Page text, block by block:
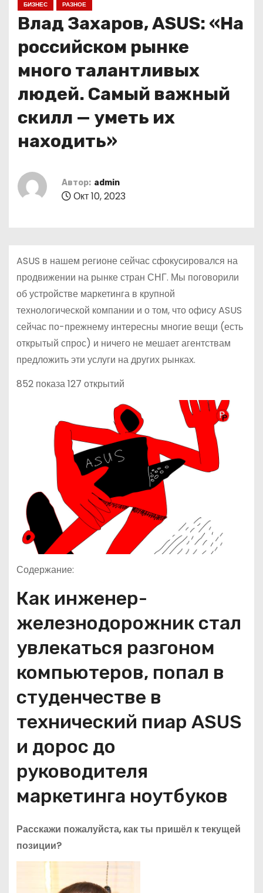
БИЗНЕС РАЗНОЕ
Влад Захаров, ASUS: «На
российском рынке
много талантливых
людей. Самый важный
скилл — уметь их
находить»
Автор: admin
Окт 10, 2023
ASUS в нашем регионе сейчас сфокусировался на
продвижении на рынке стран СНГ. Мы поговорили
об устройстве маркетинга в крупной
технологической компании и о том, что офису ASUS
сейчас по-прежнему интересны многие вещи (есть
открытый спрос) и ничего не мешает агентствам
предложить эти услуги на других рынках.
852 показа 127 открытий
Содержание:
Как инженер-
железнодорожник стал
увлекаться разгоном
компьютеров, попал в
студенчестве в
технический пиар ASUS
и дорос до
руководителя
маркетинга ноутбуков
Расскажи пожалуйста, как ты пришёл к текущей
позиции?